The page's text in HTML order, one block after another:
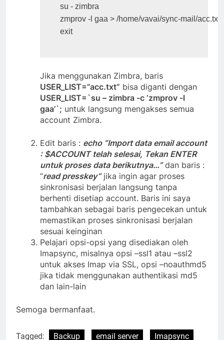
chmod 775 /home/vavai/sync-mail
su - zimbra
zmprov -l gaa > /home/vavai/sync-mail/acc.txt
Jika menggunakan Zimbra, baris
USER_LIST=”acc.txt”bisa diganti dengan
USER_LIST=`su – zimbra -c ‘zmprov -l
gaa’`;untuk langsung mengakses semua
Edit baris :echo “Import data email account
: $ACCOUNT telah selesai, Tekan ENTER
untuk proses data berikutnya…”dan baris :
“read presskey”jika ingin agar proses
sinkronisasi berjalan langsung tanpa
berhenti disetiap account. Baris ini saya
tambahkan sebagai baris pengecekan untuk
memastikan proses sinkronisasi berjalan
sesuai keinginan
Pelajari opsi-opsi yang disediakan oleh
Imapsync, misalnya opsi –ssl1 atau –ssl2
untuk akses Imap via SSL, opsi –noauthmd5
jika tidak menggunakan authentikasi md5